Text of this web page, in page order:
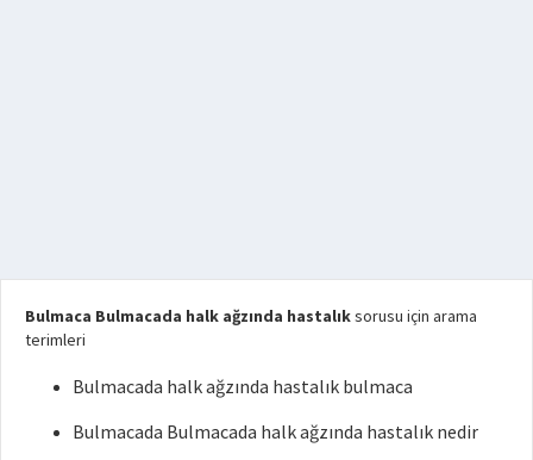
Bulmaca Bulmacada halk ağzında hastalıksorusu için arama
terimleri
Bulmacada halk ağzında hastalık bulmaca
Bulmacada Bulmacada halk ağzında hastalık nedir